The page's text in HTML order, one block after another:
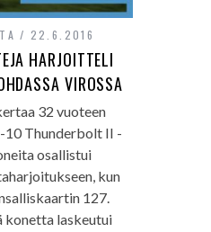
22.6.2016
HARJOITTELI
VIROSSA
32 vuoteen
10 Thunderbolt II -
osallistui
kun
127.
konetta laskeutui